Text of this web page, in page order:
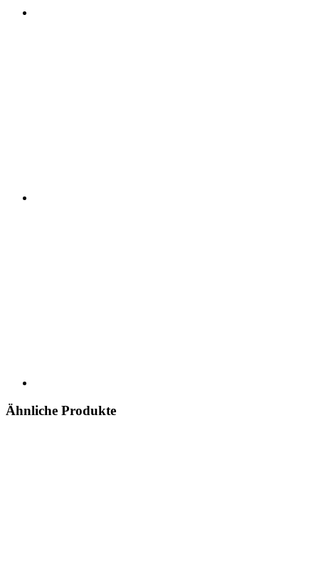
Ähnliche Produkte